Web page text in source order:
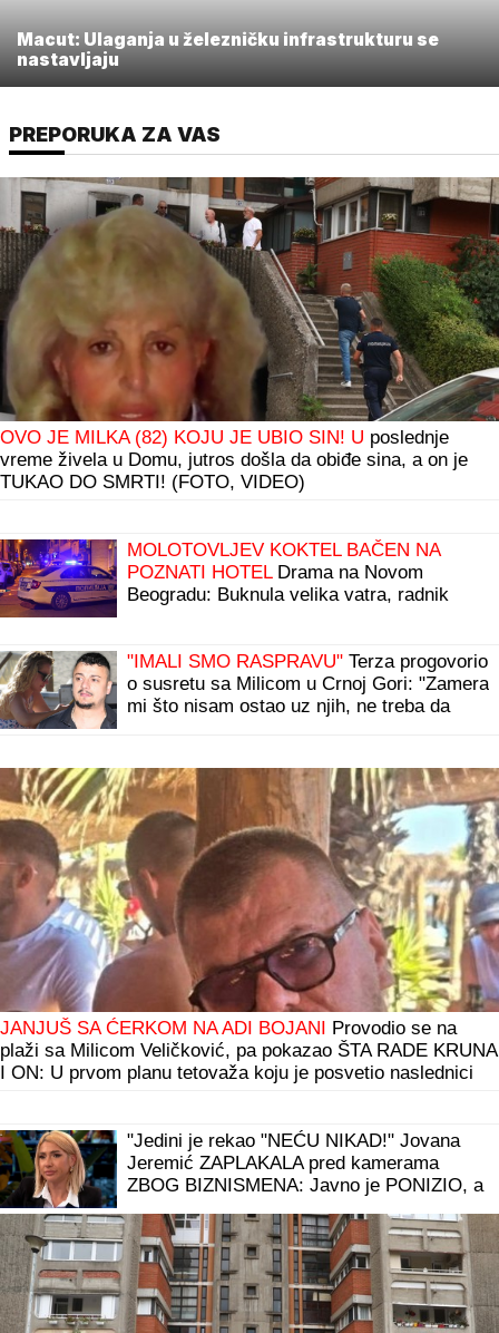
Macut: Ulaganja u železničku infrastrukturu se
nastavljaju
PREPORUKA ZA VAS
OVO JE MILKA (82) KOJU JE UBIO SIN! U poslednje
vreme živela u Domu, jutros došla da obiđe sina, a on je
TUKAO DO SMRTI! (FOTO, VIDEO)
oglasila nakon pomirenja Miljane i Zole:
Pokazala kakve poruke dobija i otkrila sve
o njihovom odnosu
MOLOTOVLJEV KOKTEL BAČEN NA
Beogradu: Buknula velika vatra, radnik
sprečio katastrofu
BIVŠI FUDBALER JE OVAKO INVESTIRAO ZARAĐENE
MILIONE
Kupio staru kuću u Igalu i otvorio restoran na
Bojani, a evo šta je pripalo bivšoj supruzi posle razvoda
"IMALI SMO RASPRAVU"Terza progovorio
o susretu sa Milicom u Crnoj Gori: "Zamera
mi što nisam ostao uz njih, ne treba da
budemo Kulići" (VIDEO)
NAŠLI TELO"Komšije otkrile detalje
ubistva Milke (82) na Novom Beogradu:
"Sina su izbegavali..."